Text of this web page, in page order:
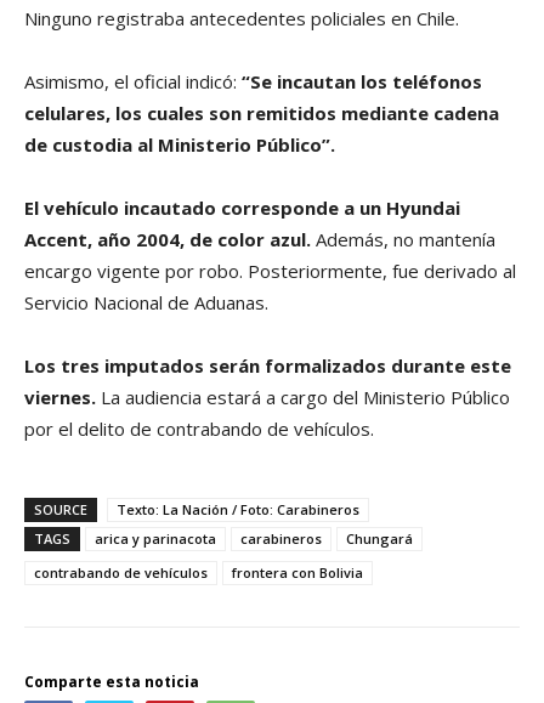
Ninguno registraba antecedentes policiales en Chile.
Asimismo, el oficial indicó: “Se incautan los teléfonos
celulares, los cuales son remitidos mediante cadena
de custodia al Ministerio Público”.
El vehículo incautado corresponde a un Hyundai
Accent, año 2004, de color azul. Además, no mantenía
encargo vigente por robo. Posteriormente, fue derivado al
Servicio Nacional de Aduanas.
Los tres imputados serán formalizados durante este
viernes. La audiencia estará a cargo del Ministerio Público
por el delito de contrabando de vehículos.
SOURCE
Texto: La Nación / Foto: Carabineros
TAGS
arica y parinacota carabineros
Chungará
contrabando de vehículos
frontera con Bolivia
Comparte esta noticia